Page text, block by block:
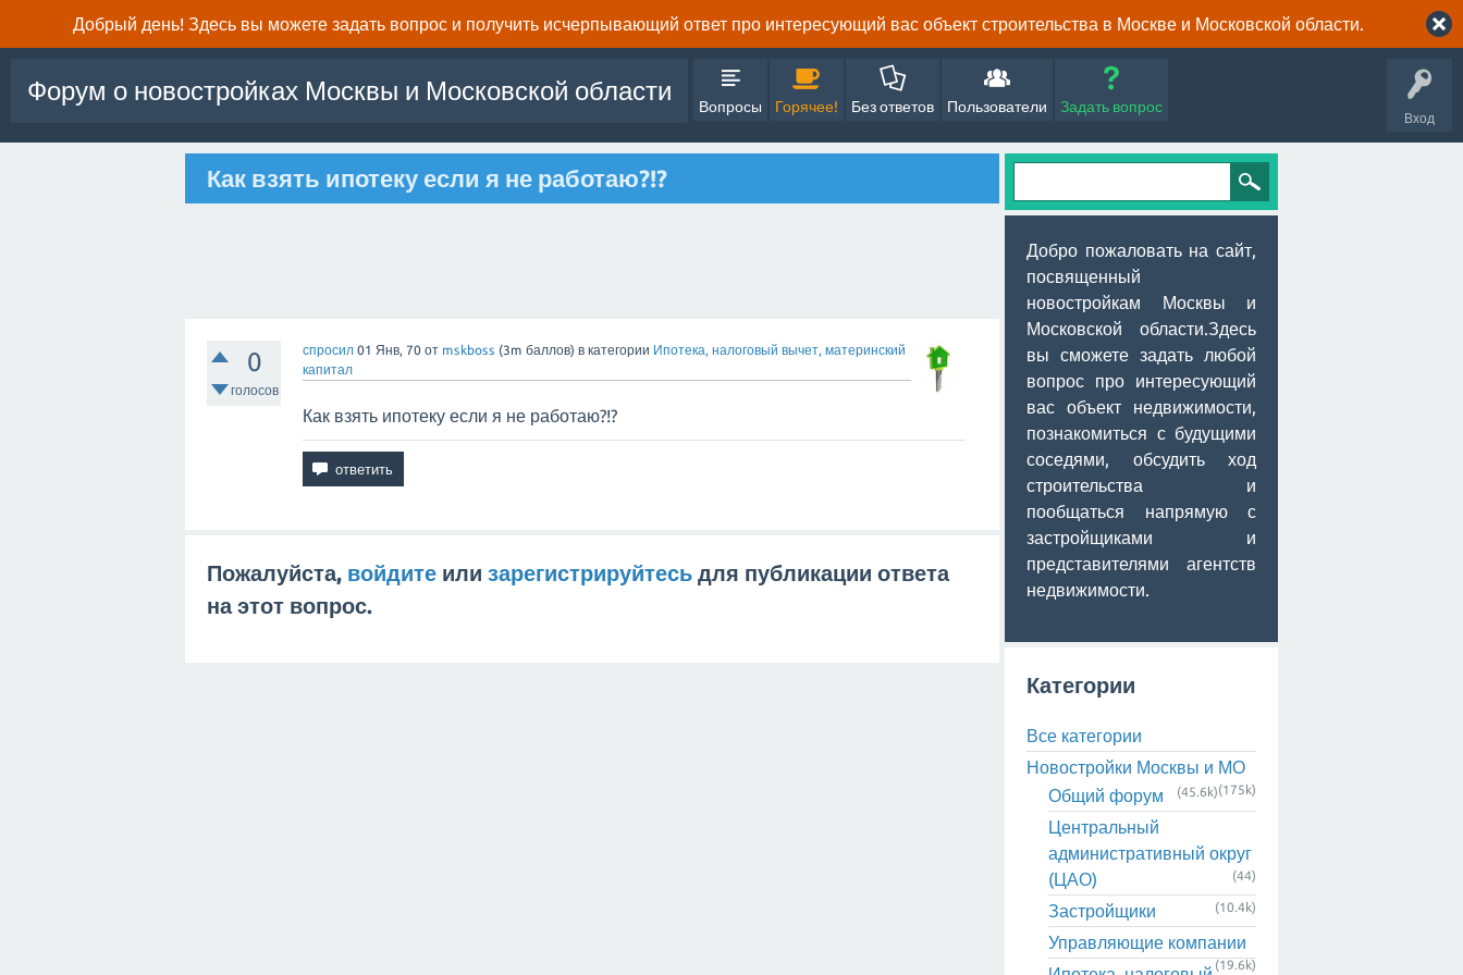
Добрый день! Здесь вы можете задать вопрос и получить исчерпывающий ответ про интересующий вас объект строительства в Москве и Московской области.
Вход
Форум о новостройках Москвы и Московской области
Вопросы Горячее! Без ответов Пользователи Задать вопрос
Как взять ипотеку если я не работаю?!?
0
голосов
спросил 01 Янв, 70 от mskboss (3m баллов) в категории Ипотека, налоговый вычет, материнский
капитал
Как взять ипотеку если я не работаю?!?
Пожалуйста, войдите или зарегистрируйтесь для публикации ответа
на этот вопрос.
Добро пожаловать на сайт,
посвященный
новостройкам Москвы и
Московской области.Здесь
вы сможете задать любой
вопрос про интересующий
вас объект недвижимости,
познакомиться с будущими
соседями, обсудить ход
строительства и
пообщаться напрямую с
застройщиками и
представителями агентств
недвижимости.
Категории
Все категории
Новостройки Москвы и МО
(175k)
Общий форум (45.6k)
Центральный
административный округ
(ЦАО)
(44)
Застройщики (10.4k)
Управляющие компании
(19.6k)